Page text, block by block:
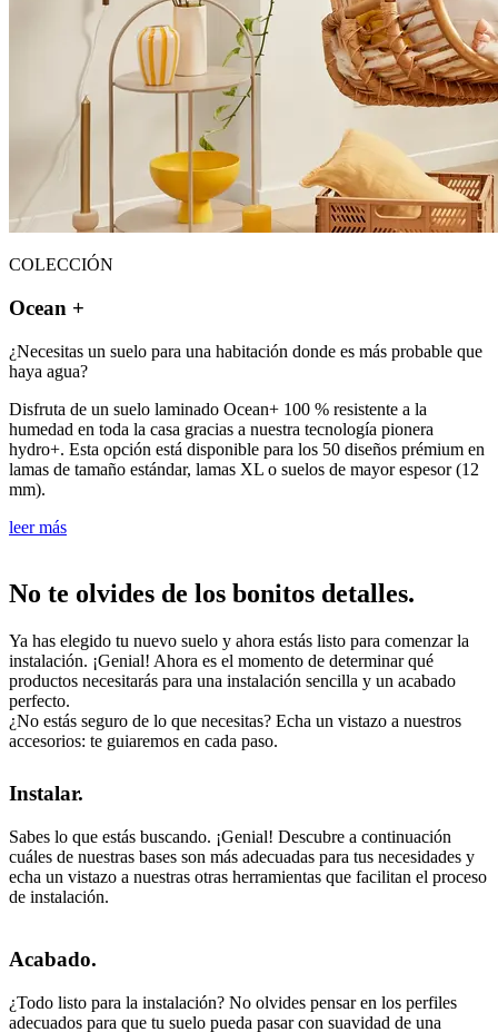
COLECCIÓN
Ocean +
¿Necesitas un suelo para una habitación donde es más probable que
haya agua?
Disfruta de un suelo laminado Ocean+ 100 % resistente a la
humedad en toda la casa gracias a nuestra tecnología pionera
hydro+. Esta opción está disponible para los 50 diseños prémium en
lamas de tamaño estándar, lamas XL o suelos de mayor espesor (12
mm).
leer más
No te olvides de los bonitos detalles.
Ya has elegido tu nuevo suelo y ahora estás listo para comenzar la
instalación. ¡Genial! Ahora es el momento de determinar qué
productos necesitarás para una instalación sencilla y un acabado
perfecto.
¿No estás seguro de lo que necesitas? Echa un vistazo a nuestros
accesorios: te guiaremos en cada paso.
Instalar.
Sabes lo que estás buscando. ¡Genial! Descubre a continuación
cuáles de nuestras bases son más adecuadas para tus necesidades y
echa un vistazo a nuestras otras herramientas que facilitan el proceso
de instalación.
Acabado.
¿Todo listo para la instalación? No olvides pensar en los perfiles
adecuados para que tu suelo pueda pasar con suavidad de una